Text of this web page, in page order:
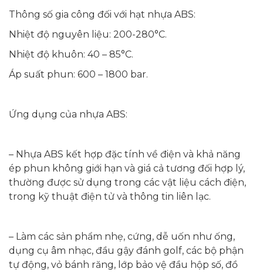
Thông số gia công đối với hạt nhựa ABS:
Nhiệt độ nguyên liệu: 200-280°C.
Nhiệt độ khuôn: 40 – 85°C.
Áp suất phun: 600 – 1800 bar.
Ứng dụng của nhựa ABS:
– Nhựa ABS kết hợp đặc tính về điện và khả năng
ép phun không giới hạn và giá cả tương đối hợp lý,
thường được sử dụng trong các vật liệu cách điện,
trong kỹ thuật điện tử và thông tin liên lạc.
– Làm các sản phẩm nhẹ, cứng, dễ uốn như ống,
dụng cụ âm nhạc, đầu gậy đánh golf, các bộ phận
tự động, vỏ bánh răng, lớp bảo vệ đầu hộp số, đồ